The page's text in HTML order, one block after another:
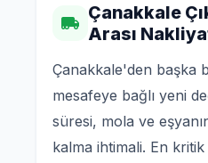
Çanakkale
Arası
Çanakkale'den başka
mesafeye bağlı yeni
süresi, mola ve
kalma ihtimali. En